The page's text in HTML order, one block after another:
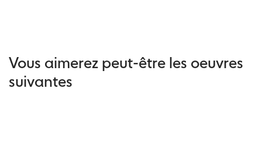
Vous aimerez peut-être les oeuvres
suivantes